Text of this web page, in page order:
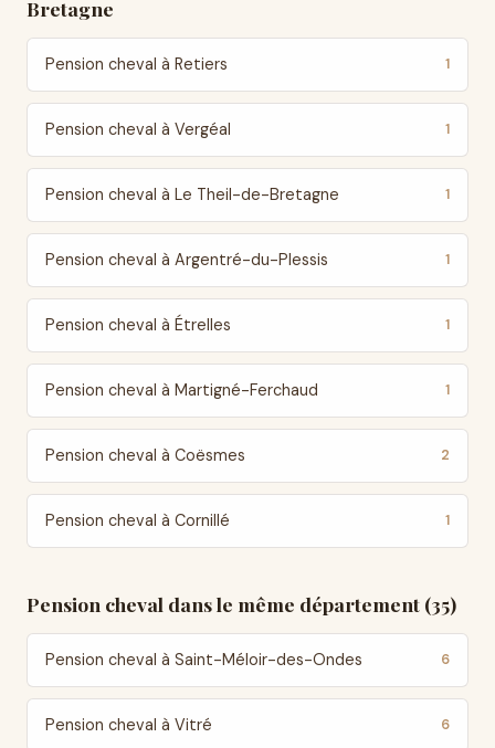
Bretagne
Pension cheval à Retiers 1
Pension cheval à Vergéal 1
Pension cheval à Le Theil-de-Bretagne 1
Pension cheval à Argentré-du-Plessis 1
Pension cheval à Étrelles 1
Pension cheval à Martigné-Ferchaud 1
Pension cheval à Coësmes 2
Pension cheval à Cornillé 1
Pension cheval dans le même département (35)
Pension cheval à Saint-Méloir-des-Ondes 6
Pension cheval à Vitré 6